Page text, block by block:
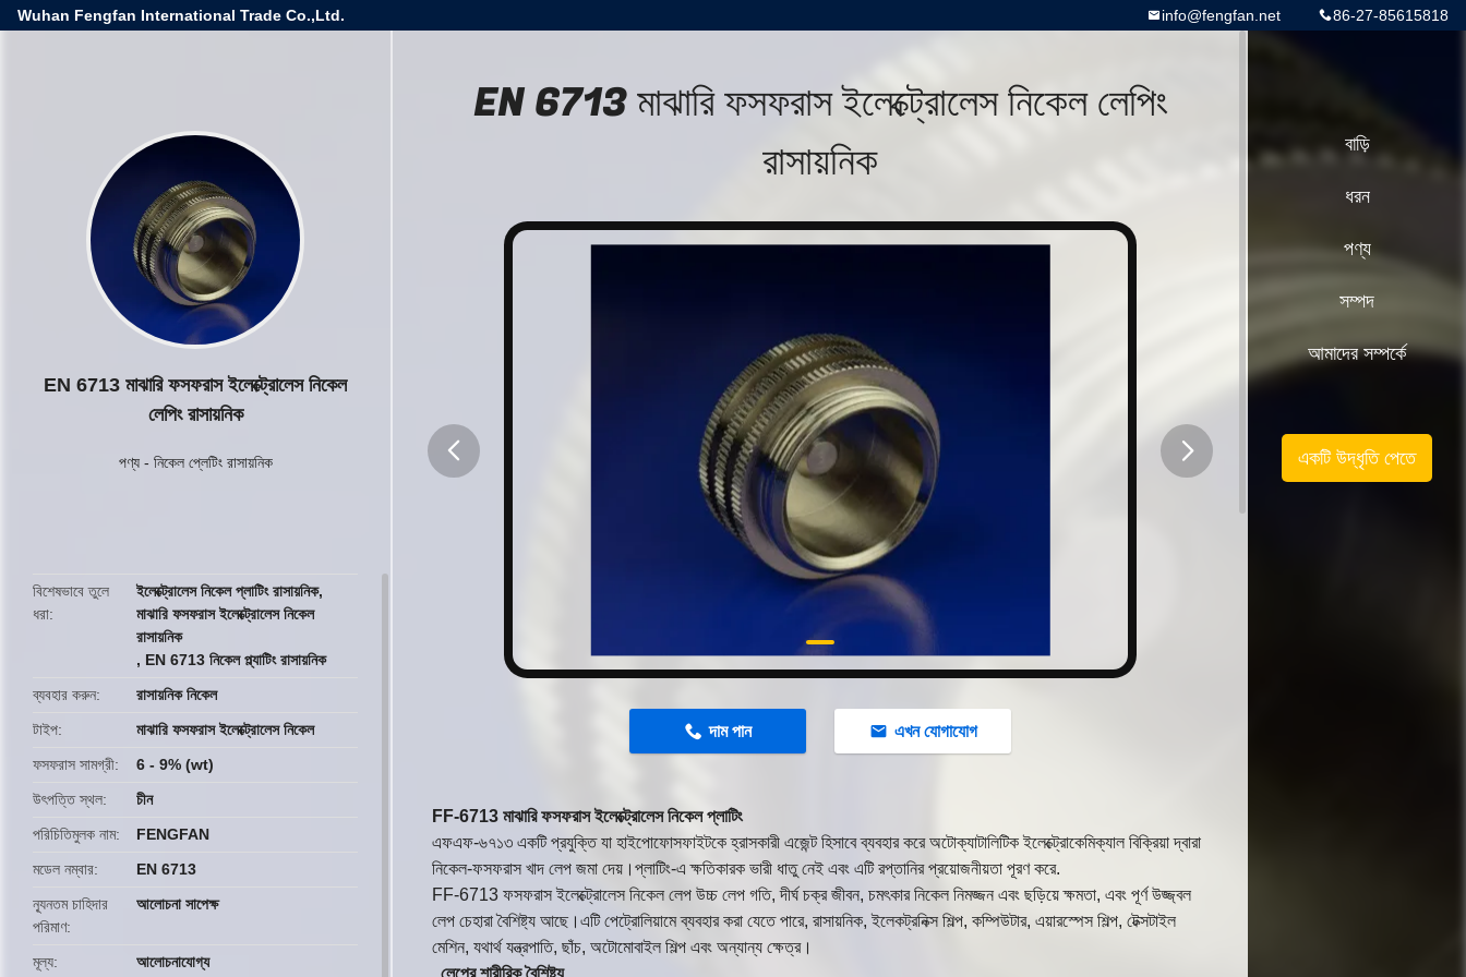
Wuhan Fengfan International Trade Co.,Ltd. 86-27-85615818
info@fengfan.net
EN 6713 মাঝারি ফসফরাস ইলেক্ট্রোলেস নিকেল
লেপিং রাসায়নিক
পণ্য- নিকেল প্লেটিং রাসায়নিক
বিশেষভাবে তুলে
ধরা
ইলেক্ট্রোলেস নিকেল প্লাটিং রাসায়নিক,
মাঝারি ফসফরাস ইলেক্ট্রোলেস নিকেল
রাসায়নিক
, EN 6713 নিকেল প্ল্যাটিং রাসায়নিক
ব্যবহার করুন
রাসায়নিক নিকেল
টাইপ
মাঝারি ফসফরাস ইলেক্ট্রোলেস নিকেল
ফসফরাস সামগ্রী
6 - 9% (wt)
উৎপত্তি স্থল
চীন
পরিচিতিমুলক নাম
FENGFAN
মডেল নম্বার
EN 6713
ন্যূনতম চাহিদার
পরিমাণ
আলোচনা সাপেক্ষ
মূল্য আলোচনাযোগ্য
EN 6713 মাঝারি ফসফরাস ইলেক্ট্রোলেস নিকেল লেপিং
রাসায়নিক
দাম পান এখন যোগাযোগ
FF-6713 মাঝারি ফসফরাস ইলেক্ট্রোলেস নিকেল প্লাটিং
এফএফ-৬৭১৩ একটি প্রযুক্তি যা হাইপোফোসফাইটকে হ্রাসকারী এজেন্ট হিসাবে ব্যবহার করে অটোক্যাটালিটিক ইলেক্ট্রোকেমিক্যাল বিক্রিয়া দ্বারা
নিকেল-ফসফরাস খাদ লেপ জমা দেয়।প্লাটিং-এ ক্ষতিকারক ভারী ধাতু নেই এবং এটি রপ্তানির প্রয়োজনীয়তা পূরণ করে.
FF-6713 ফসফরাস ইলেক্ট্রোলেস নিকেল লেপ উচ্চ লেপ গতি, দীর্ঘ চক্র জীবন, চমৎকার নিকেল নিমজ্জন এবং ছড়িয়ে ক্ষমতা, এবং পূর্ণ উজ্জ্বল
লেপ চেহারা বৈশিষ্ট্য আছে।এটি পেট্রোলিয়ামে ব্যবহার করা যেতে পারে, রাসায়নিক, ইলেকট্রনিক্স শিল্প, কম্পিউটার, এয়ারস্পেস শিল্প, টেক্সটাইল
মেশিন, যথার্থ যন্ত্রপাতি, ছাঁচ, অটোমোবাইল শিল্প এবং অন্যান্য ক্ষেত্র।
বাড়ি
ধরন
পণ্য
সম্পদ
আমাদের সম্পর্কে
একটি উদ্ধৃতি পেতে